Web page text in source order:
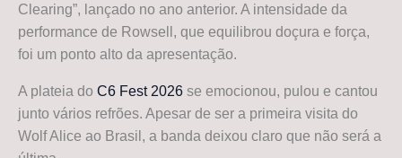
Clearing”, lançado no ano anterior. A intensidade da
performance de Rowsell, que equilibrou doçura e força,
foi um ponto alto da apresentação.
A plateia do C6 Fest 2026 se emocionou, pulou e cantou
junto vários refrões. Apesar de ser a primeira visita do
Wolf Alice ao Brasil, a banda deixou claro que não será a